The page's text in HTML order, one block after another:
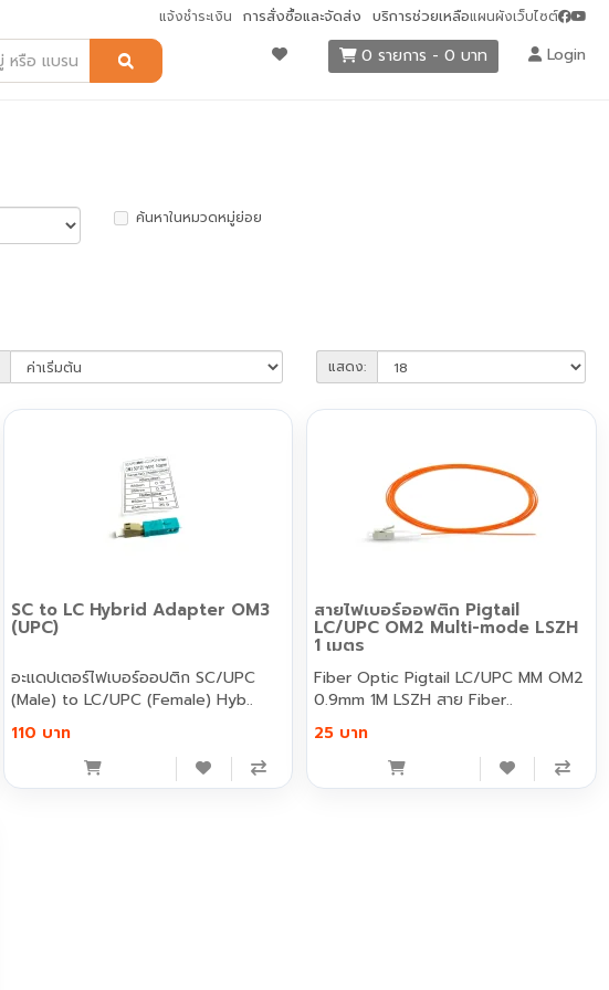
แจ้งชำระเงิน การสั่งซื้อและจัดส่ง บริการช่วยเหลือแผนผังเว็บไซต์
0 รายการ - 0 บาท Login
ค้นหาในหมวดหมู่ย่อย
แสดง:
SC to LC Hybrid Adapter OM3
(UPC)
อะแดปเตอร์ไฟเบอร์ออปติก SC/UPC
(Male) to LC/UPC (Female) Hyb..
110 บาท
สายไฟเบอร์ออฟติก Pigtail
LC/UPC OM2 Multi-mode LSZH
1 เมตร
Fiber Optic Pigtail LC/UPC MM OM2
0.9mm 1M LSZH สาย Fiber..
25 บาท